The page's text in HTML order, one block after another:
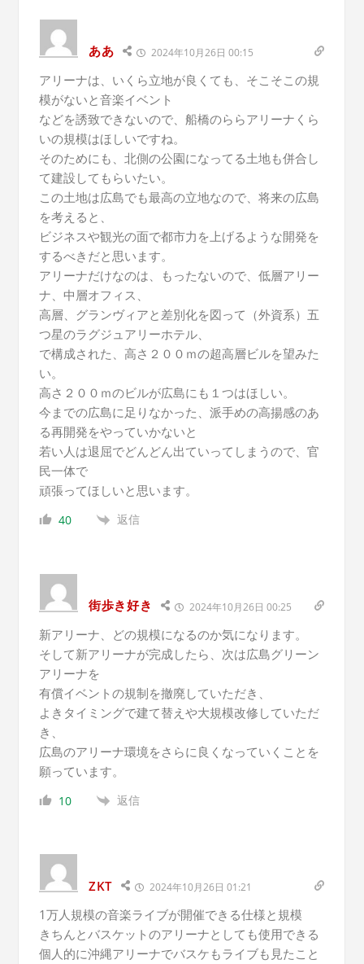
ああ 2024年10月26日 00:15
アリーナは、いくら立地が良くても、そこそこの規
模がないと音楽イベント
などを誘致できないので、船橋のららアリーナくら
いの規模はほしいですね。
そのためにも、北側の公園になってる土地も併合し
て建設してもらいたい。
この土地は広島でも最高の立地なので、将来の広島
を考えると、
ビジネスや観光の面で都市力を上げるような開発を
するべきだと思います。
アリーナだけなのは、もったないので、低層アリー
ナ、中層オフィス、
高層、グランヴィアと差別化を図って（外資系）五
つ星のラグジュアリーホテル、
で構成された、高さ２００ｍの超高層ビルを望みた
い。
高さ２００ｍのビルが広島にも１つはほしい。
今までの広島に足りなかった、派手めの高揚感のあ
る再開発をやっていかないと
若い人は退屈でどんどん出ていってしまうので、官
民一体で
頑張ってほしいと思います。
40 返信
街歩き好き 2024年10月26日 00:25
新アリーナ、どの規模になるのか気になります。
そして新アリーナが完成したら、次は広島グリーン
アリーナを
有償イベントの規制を撤廃していただき、
よきタイミングで建て替えや大規模改修していただ
き、
広島のアリーナ環境をさらに良くなっていくことを
願っています。
10 返信
ZKT 2024年10月26日 01:21
1万人規模の音楽ライブが開催できる仕様と規模
きちんとバスケットのアリーナとしても使用できる
個人的に沖縄アリーナでバスケもライブも見たこと